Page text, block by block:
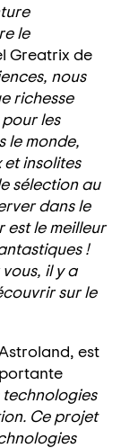
le
Greatrix de
nous
richesse
les
le monde,
insolites
sélection au
dans le
est le meilleur
!
il y a
sur le
est
technologies
Ce projet